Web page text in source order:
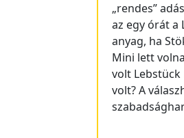
„rendes”
az egy órát a
anyag, ha
Mini lett
volt Lebstück
volt? A